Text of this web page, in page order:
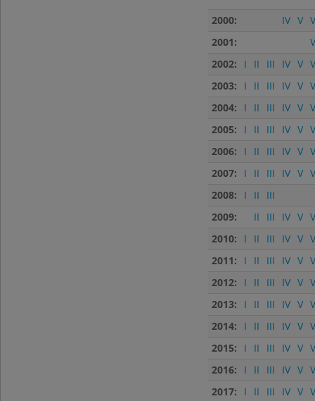
2000: IV V
2001:
2002:
I II III IV V
2003:
I II III IV V
2004:
I II III IV V
2005:
I II III IV V
2006:
I II III IV V
2007:
I II III IV V
2008:
I II
III
2009:
II III IV V
2010:
I II III IV V
2011:
I II III IV V
2012:
I II III IV V
2013:
I II III IV V
2014:
I II III IV V
2015:
I II III IV V
2016:
I II III IV V
2017:
I II III IV V